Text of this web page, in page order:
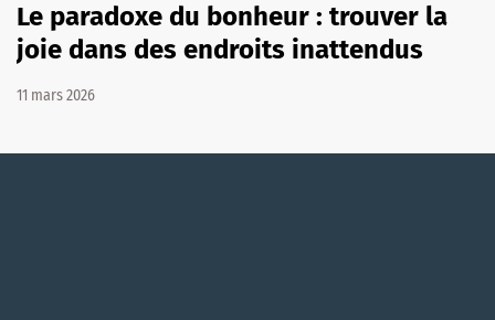
Le paradoxe du bonheur : trouver la
joie dans des endroits inattendus
11 mars 2026